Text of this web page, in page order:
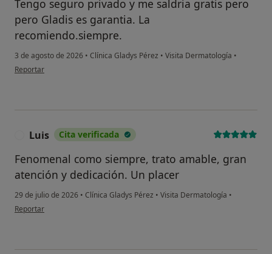
Tengo seguro privado y me saldria gratis pero
pero Gladis es garantia. La
recomiendo.siempre.
3 de agosto de 2026 • Clínica Gladys Pérez • Visita Dermatología •
en opinión del usuario Rafa Arquero
Reportar
Luis Cita verificada
Fenomenal como siempre, trato amable, gran
atención y dedicación. Un placer
29 de julio de 2026 • Clínica Gladys Pérez • Visita Dermatología •
en opinión del usuario Luis
Reportar